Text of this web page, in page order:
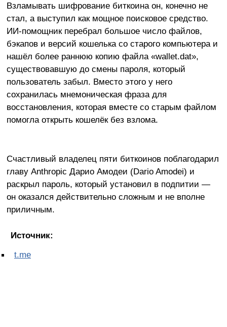
Взламывать шифрование биткоина он, конечно не
стал, а выступил как мощное поисковое средство.
ИИ-помощник перебрал большое число файлов,
бэкапов и версий кошелька со старого компьютера и
нашёл более раннюю копию файла «wallet.dat»,
существовавшую до смены пароля, который
пользователь забыл. Вместо этого у него
сохранилась мнемоническая фраза для
восстановления, которая вместе со старым файлом
помогла открыть кошелёк без взлома.
Счастливый владелец пяти биткоинов поблагодарил
главу Anthropic Дарио Амодеи (Dario Amodei) и
раскрыл пароль, который установил в подпитии —
он оказался действительно сложным и не вполне
приличным.
Источник:
t.me